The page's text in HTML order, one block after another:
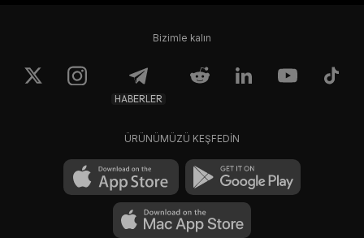
Bizimle kalın
HABERLER
ÜRÜNÜMÜZÜ KEŞFEDİN